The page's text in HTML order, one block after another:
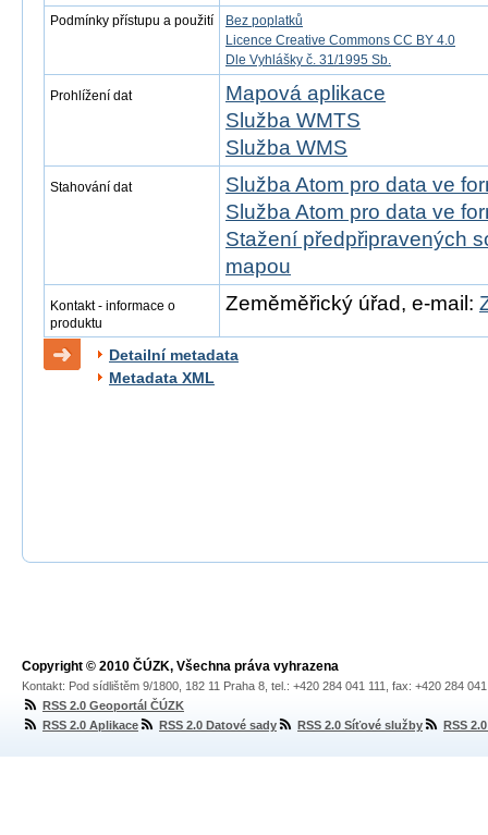
Podmínky přístupu a použití
Bez poplatků
Licence Creative Commons CC BY 4.0
Dle Vyhlášky č. 31/1995 Sb.
Prohlížení dat
Mapová aplikace
Služba WMTS
Služba WMS
Stahování dat
Služba Atom pro data ve
Služba Atom pro data ve
Stažení předpřipravených
mapou
Kontakt - informace o
produktu
Zeměměřický úřad, e-mail:
Detailní metadata
Metadata XML
Copyright © 2010 ČÚZK, Všechna práva vyhrazena
Kontakt: Pod sídlištěm 9/1800, 182 11 Praha 8, tel.: +420 284 041 111, fax: +420 284
RSS 2.0 Geoportál ČÚZK
RSS 2.0 Aplikace
RSS 2.0 Datové sady RSS 2.0 Síťové služby RSS